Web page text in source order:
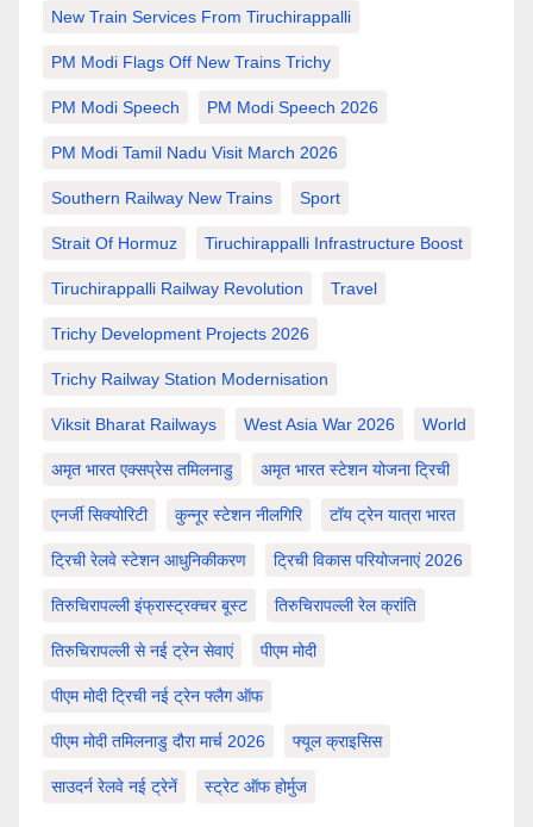
New Train Services From Tiruchirappalli
PM Modi Flags Off New Trains Trichy
PM Modi Speech PM Modi Speech 2026
PM Modi Tamil Nadu Visit March 2026
Southern Railway New Trains Sport
Strait Of Hormuz Tiruchirappalli Infrastructure Boost
Tiruchirappalli Railway Revolution Travel
Trichy Development Projects 2026
Trichy Railway Station Modernisation
Viksit Bharat Railways West Asia War 2026 World
अमृत भारत एक्सप्रेस तमिलनाडु अमृत भारत स्टेशन योजना ट्रिची
एनर्जी सिक्योरिटी कुन्नूर स्टेशन नीलगिरि टॉय ट्रेन यात्रा भारत
ट्रिची रेलवे स्टेशन आधुनिकीकरण ट्रिची विकास परियोजनाएं 2026
तिरुचिरापल्ली इंफ्रास्ट्रक्चर बूस्ट तिरुचिरापल्ली रेल क्रांति
तिरुचिरापल्ली से नई ट्रेन सेवाएं पीएम मोदी
पीएम मोदी ट्रिची नई ट्रेन फ्लैग ऑफ
पीएम मोदी तमिलनाडु दौरा मार्च 2026 फ्यूल क्राइसिस
साउदर्न रेलवे नई ट्रेनें स्ट्रेट ऑफ होर्मुज